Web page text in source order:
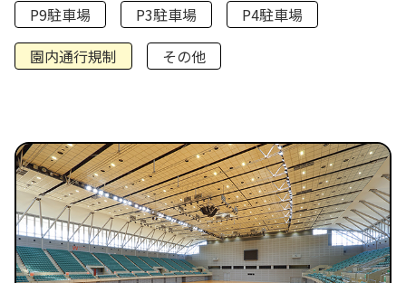
P9駐車場
P3駐車場
P4駐車場
園内通行規制
その他